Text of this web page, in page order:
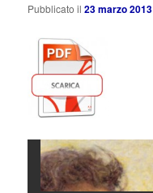
Pubblicato il23 marzo 2013